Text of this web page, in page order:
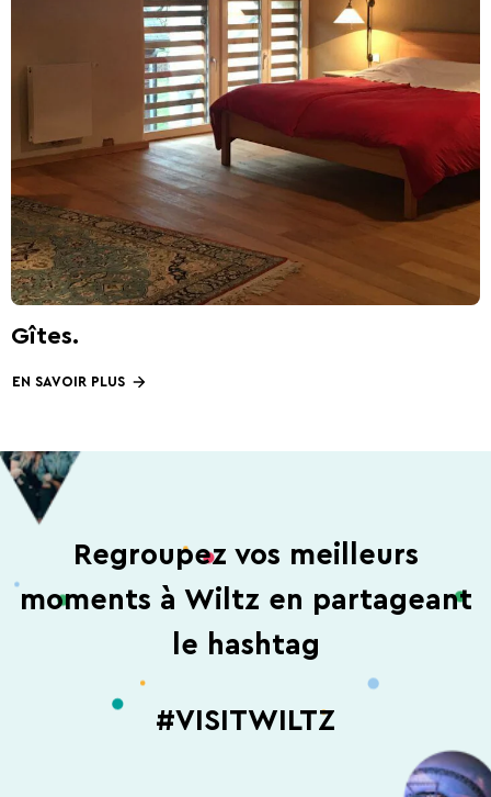
Gîtes.
EN SAVOIR PLUS
Regroupez vos meilleurs
moments à Wiltz en partageant
le hashtag
#VISITWILTZ